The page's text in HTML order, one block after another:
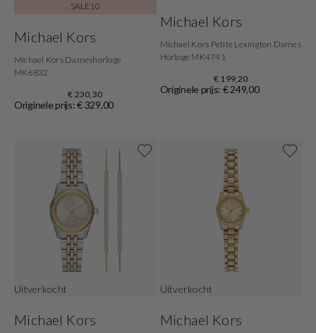
SALE10
Michael Kors
Michael Kors Dameshorloge
MK6832
€ 230,30
Originele prijs: € 329,00
Michael Kors
Michael Kors Petite Lexington Dames
Horloge MK4741
€ 199,20
Originele prijs: € 249,00
Uitverkocht
Michael Kors
Uitverkocht
Michael Kors